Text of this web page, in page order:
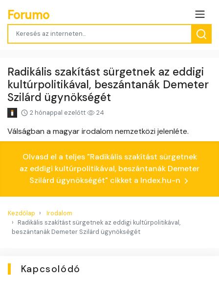
Forumo
Radikális szakítást sürgetnek az eddigi
kultúrpolitikával, beszántanák Demeter
Szilárd ügynökségét
2 hónappal ezelőtt 24
Válságban a magyar irodalom nemzetközi jelenléte.
Olvasd el a teljes "Radikális szakítást sürgetnek
az eddigi kultúrpolitikával, beszántanák Demeter
Szilárd ügynökségét" cikket a Index.hu-n
Kezdőlap
Irodalom
Radikális szakítást sürgetnek az eddigi kultúrpolitikával,
beszántanák Demeter Szilárd ügynökségét
Kapcsolódó